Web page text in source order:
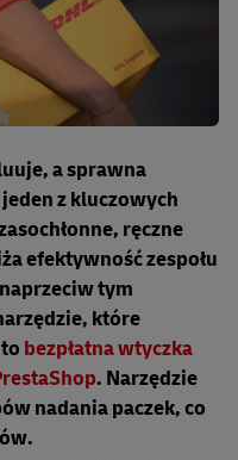
a sprawna
z kluczowych
ręczne
efektywność zespołu
tym
które
bezpłatna wtyczka
. Narzędzie
nadania paczek, co